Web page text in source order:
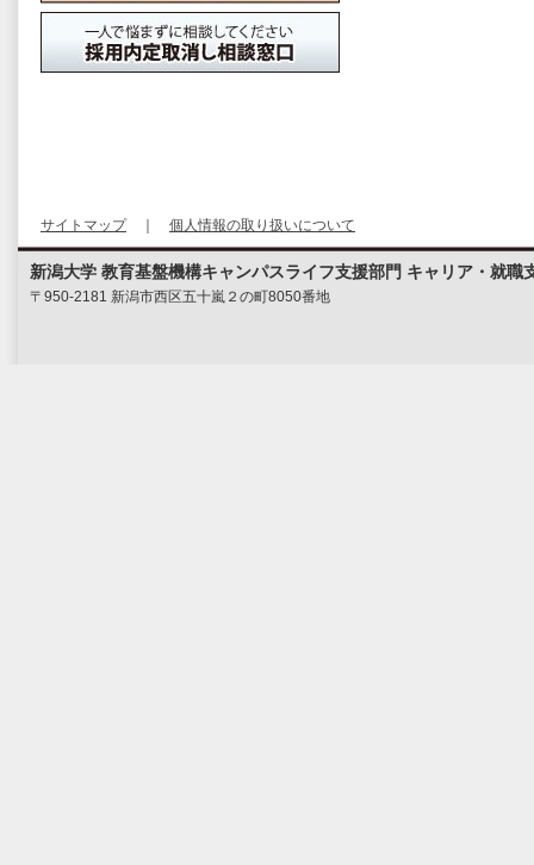
サイトマップ｜ 個人情報の取り扱いについて
新潟大学 教育基盤機構キャンパスライフ支援部門 キャリア・就職
〒950-2181 新潟市西区五十嵐２の町8050番地